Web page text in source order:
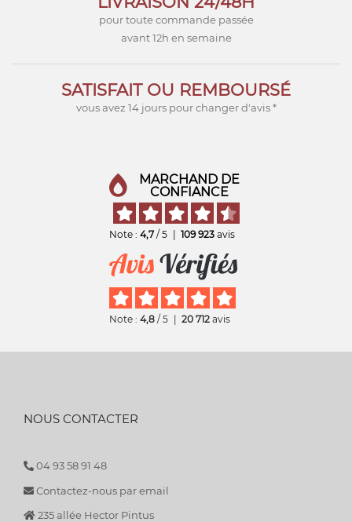
pour toute commande passée
avant 12h en semaine
SATISFAIT OU REMBOURSÉ
vous avez 14 jours pour changer d'avis *
MARCHAND DE
CONFIANCE
Note : 4,7 / 5 109 923 avis
Note : 4,8 / 5 20 712 avis
NOUS CONTACTER
04 93 58 91 48
Contactez-nous par email
235 allée Hector Pintus